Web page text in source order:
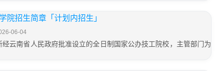
院招生简章「计划内招生」
06-04
云南省人民政府批准设立的全日制国家公办技工院校，主管部门为